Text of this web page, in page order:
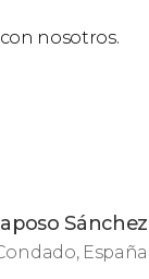
nosotros.
Sánchez
España